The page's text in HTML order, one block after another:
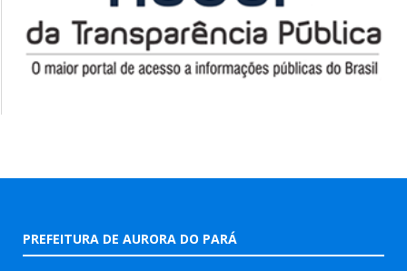
PREFEITURA DE AURORA DO PARÁ